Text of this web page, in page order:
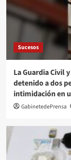
Sucesos
La Guardia Civil
detenido a dos
intimidación en
GabinetedePrensa